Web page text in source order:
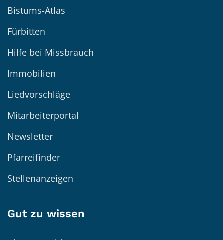
Bistums-Atlas
Fürbitten
Hilfe bei Missbrauch
Immobilien
Liedvorschläge
Mitarbeiterportal
Newsletter
Pfarreifinder
Stellenanzeigen
Gut zu wissen